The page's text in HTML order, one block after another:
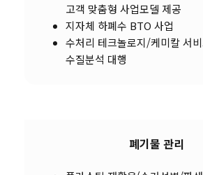
고객 맞춤형 사업모델 제공
지자체 하폐수 BTO 사업
수처리 테크놀로지/케미칼 서
수질분석 대행
폐기물 관리